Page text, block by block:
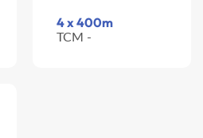
4 x 400m
TCM -